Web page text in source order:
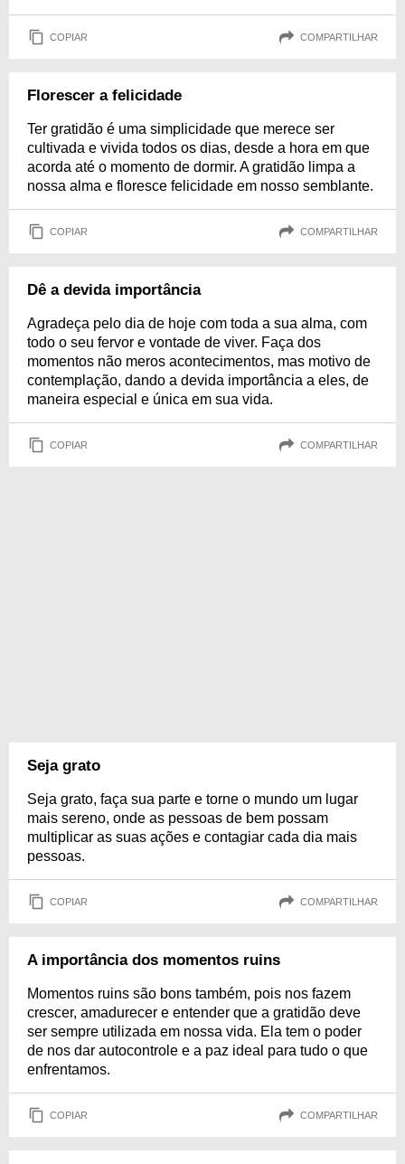
COPIAR COMPARTILHAR
Florescer a felicidade
Ter gratidão é uma simplicidade que merece ser
cultivada e vivida todos os dias, desde a hora em que
acorda até o momento de dormir. A gratidão limpa a
nossa alma e floresce felicidade em nosso semblante.
COPIAR COMPARTILHAR
Dê a devida importância
Agradeça pelo dia de hoje com toda a sua alma, com
todo o seu fervor e vontade de viver. Faça dos
momentos não meros acontecimentos, mas motivo de
contemplação, dando a devida importância a eles, de
maneira especial e única em sua vida.
COPIAR COMPARTILHAR
Seja grato
Seja grato, faça sua parte e torne o mundo um lugar
mais sereno, onde as pessoas de bem possam
multiplicar as suas ações e contagiar cada dia mais
pessoas.
COPIAR COMPARTILHAR
A importância dos momentos ruins
Momentos ruins são bons também, pois nos fazem
crescer, amadurecer e entender que a gratidão deve
ser sempre utilizada em nossa vida. Ela tem o poder
de nos dar autocontrole e a paz ideal para tudo o que
enfrentamos.
COPIAR COMPARTILHAR